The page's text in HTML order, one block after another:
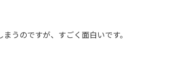
うのですが、すごく面白いです。